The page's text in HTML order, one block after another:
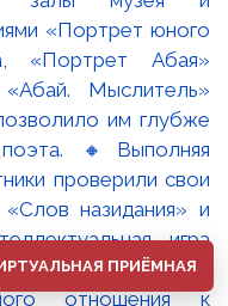
ПРИЁМНАЯ